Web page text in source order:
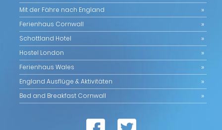
Mit der Fähre nach England
Ferienhaus Cornwall
Schottland Hotel
Hostel London
Ferienhaus Wales
England Ausflüge & Aktivitäten
Bed and Breakfast Cornwall